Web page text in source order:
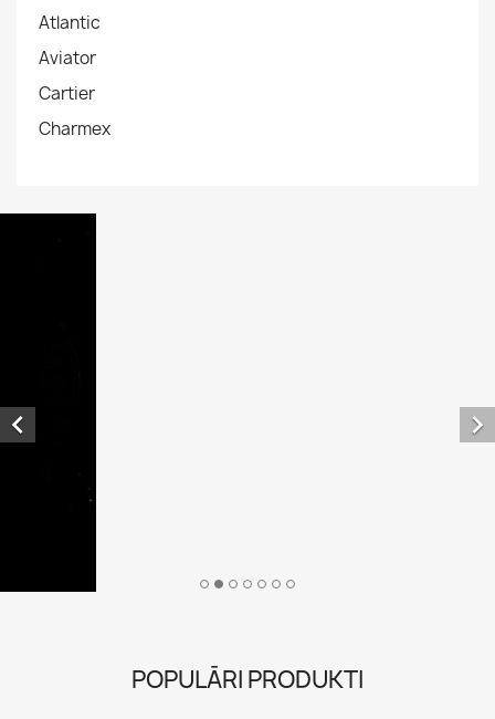
Atlantic
Aviator
Cartier
Charmex
Soyuz Tourbillon Great...